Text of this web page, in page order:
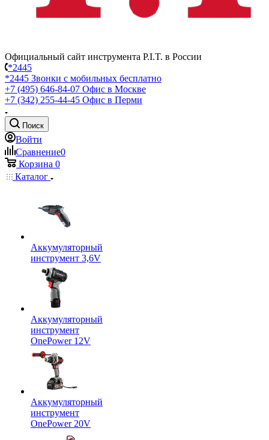
Официальный сайт инструмента P.I.T. в России
*2445
*2445 Звонки с мобильных бесплатно
+7 (495) 646-84-07 Офис в Москве
+7 (342) 255-44-45 Офис в Перми
Поиск
Войти
Сравнение0
Корзина 0
Каталог
Аккумуляторный
инструмент 3,6V
Аккумуляторный
инструмент
OnePower 12V
Аккумуляторный
инструмент
OnePower 20V